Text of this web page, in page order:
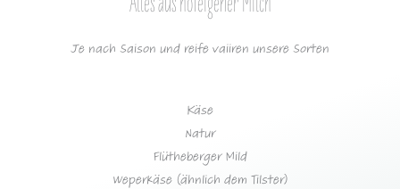
Je nach Saison und reife vaiiren unsere Sorten
Käse
Natur
Flütheberger Mild
Weperkäse (ähnlich dem Tilster)